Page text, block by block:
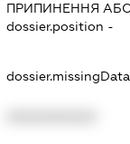
ПРИПИНЕННЯ АБО
dossier.position -
dossier.missingData